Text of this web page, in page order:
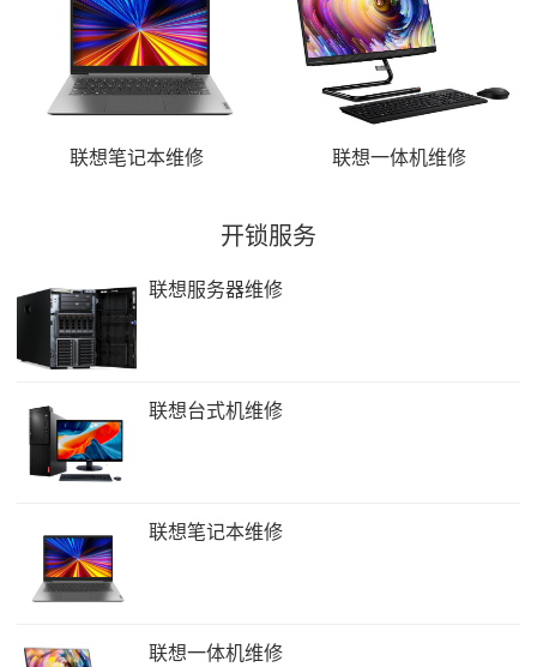
联想笔记本维修 联想一体机维修
开锁服务
联想服务器维修
联想台式机维修
联想笔记本维修
联想一体机维修